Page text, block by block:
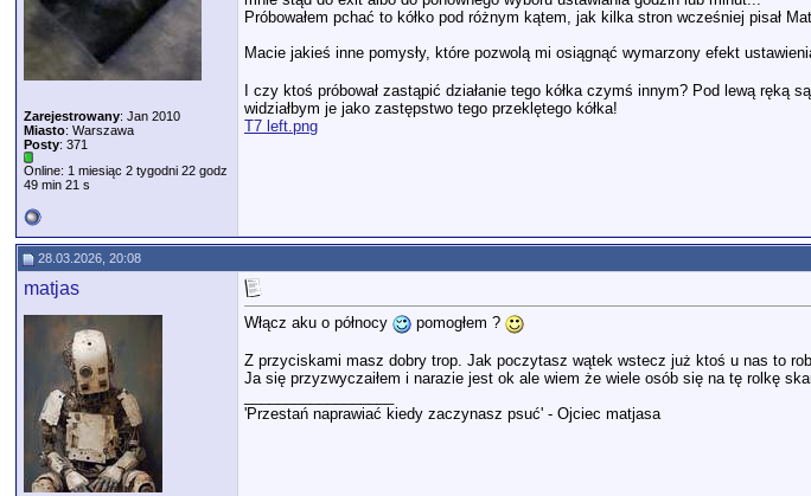
Zarejestrowany: Jan 2010
Miasto: Warszawa
Posty: 371
Online: 1 miesiąc 2 tygodni 22 godz
49 min 21 s
Próbowałem pchać to kółko pod różnym kątem, jak kilka stron wcześniej pisał
Macie jakieś inne pomysły, które pozwolą mi osiągnąć wymarzony efekt
I czy ktoś próbował zastąpić działanie tego kółka czymś innym? Pod lewą
widziałbym je jako zastępstwo tego przeklętego kółka!
T7 left.png
28.03.2026, 20:08
matjas
Włącz aku o północy pomogłem ?
Z przyciskami masz dobry trop. Jak poczytasz wątek wstecz już ktoś u nas to
Ja się przyzwyczaiłem i narazie jest ok ale wiem że wiele osób się na tę rolkę
'Przestań naprawiać kiedy zaczynasz psuć' - Ojciec matjasa